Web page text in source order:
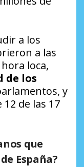
a los
a las
loca,
de los
y
de las 17
que
España?